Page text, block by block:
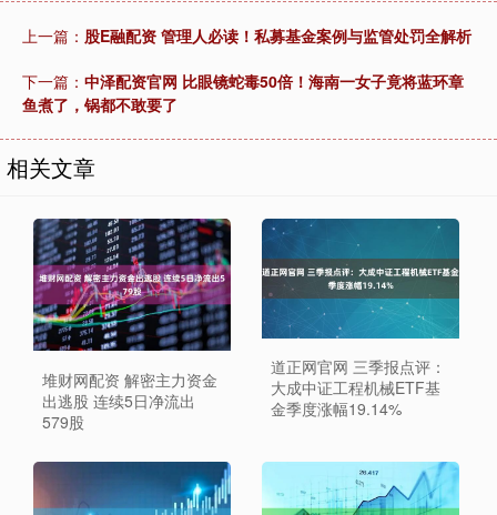
上一篇： 股E融配资 管理人必读！私募基金案例与监管处罚全解析
下一篇： 中泽配资官网 比眼镜蛇毒50倍！海南一女子竟将蓝环章
鱼煮了，锅都不敢要了
相关文章
堆财网配资 解密主力资金
出逃股 连续5日净流出
579股
道正网官网 三季报点评：
大成中证工程机械ETF基
金季度涨幅19.14%